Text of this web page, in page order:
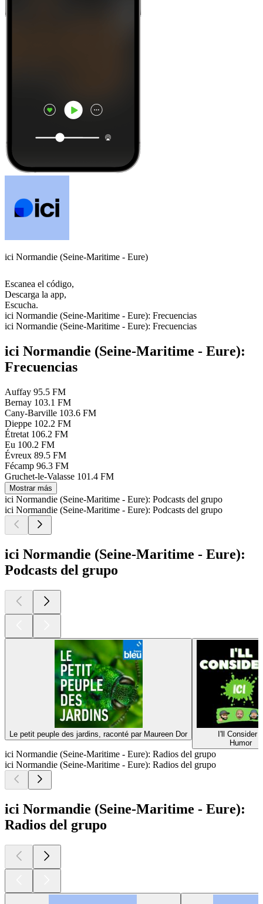
ici Normandie (Seine-Maritime - Eure)
Escanea el código,
Descarga la app,
Escucha.
ici Normandie (Seine-Maritime - Eure): Frecuencias
ici Normandie (Seine-Maritime - Eure): Frecuencias
ici Normandie (Seine-Maritime - Eure):
Frecuencias
Auffay 95.5 FM
Bernay 103.1 FM
Cany-Barville 103.6 FM
Dieppe 102.2 FM
Étretat 106.2 FM
Eu 100.2 FM
Évreux 89.5 FM
Fécamp 96.3 FM
Gruchet-le-Valasse 101.4 FM
Mostrar más
ici Normandie (Seine-Maritime - Eure): Podcasts del grupo
ici Normandie (Seine-Maritime - Eure): Podcasts del grupo
ici Normandie (Seine-Maritime - Eure):
Podcasts del grupo
Le petit peuple des jardins, raconté par Maureen Dor
I'll Consider
Humor
ici Normandie (Seine-Maritime - Eure): Radios del grupo
ici Normandie (Seine-Maritime - Eure): Radios del grupo
ici Normandie (Seine-Maritime - Eure):
Radios del grupo